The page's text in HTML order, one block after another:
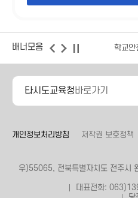
배너모음 학교안
타시도교육청 바로가기
개인정보처리방침 저작권 보호정책
우)55065, 전북특별자치도 전주시
대표전화: